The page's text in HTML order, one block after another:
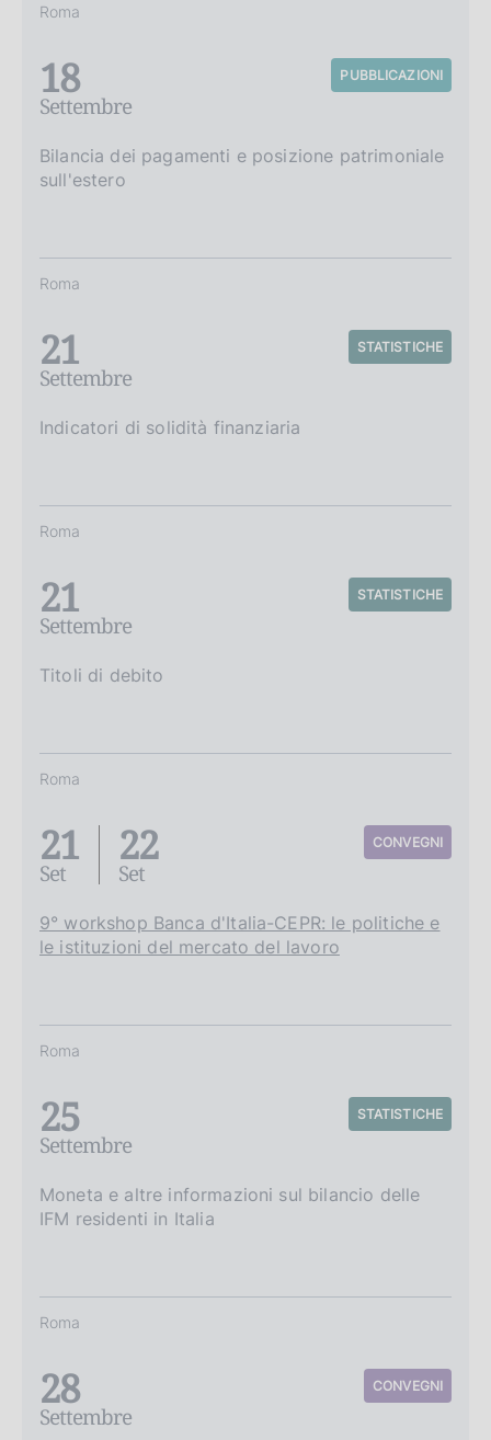
Roma
18
Settembre
PUBBLICAZIONI
Bilancia dei pagamenti e posizione patrimoniale
sull'estero
Roma
21
Settembre
STATISTICHE
Indicatori di solidità finanziaria
Roma
21
Settembre
STATISTICHE
Titoli di debito
Roma
21
Set
22
Set
CONVEGNI
9° workshop Banca d'Italia-CEPR: le politiche e
le istituzioni del mercato del lavoro
Roma
25
Settembre
STATISTICHE
Moneta e altre informazioni sul bilancio delle
IFM residenti in Italia
Roma
28
Settembre
CONVEGNI